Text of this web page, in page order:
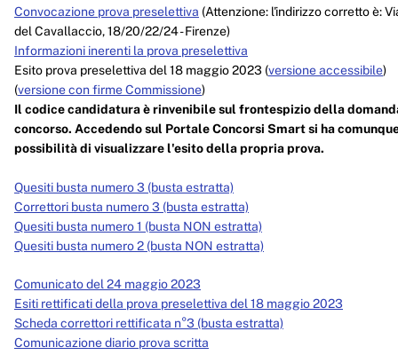
Convocazione prova preselettiva (Attenzione: l'indirizzo corretto è:
del Cavallaccio, 18/20/22/24 - Firenze)
Informazioni inerenti la prova preselettiva
Esito prova preselettiva del 18 maggio 2023 (versione accessibile)
(versione con firme Commissione)
Il codice candidatura è rinvenibile sul frontespizio della
concorso. Accedendo sul Portale Concorsi Smart si ha
possibilità di visualizzare l'esito della propria prova.
Quesiti busta numero 3 (busta estratta)
Correttori busta numero 3 (busta estratta)
Quesiti busta numero 1 (busta NON estratta)
Quesiti busta numero 2 (busta NON estratta)
Comunicato del 24 maggio 2023
Esiti rettificati della prova preselettiva del 18 maggio 2023
Scheda correttori rettificata n°3 (busta estratta)
Comunicazione diario prova scritta